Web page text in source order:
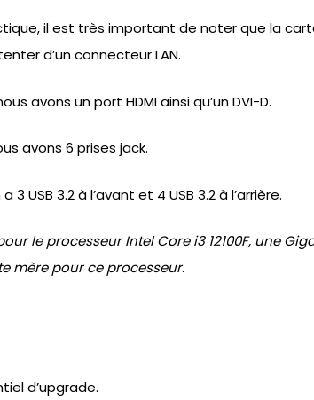
il est très important de noter que la
d’un connecteur LAN.
avons un port HDMI ainsi qu’un DVI-D.
avons 6 prises jack.
3 USB 3.2 à l’avant et 4 USB 3.2 à l’arrière.
le processeur Intel Core i3 12100F, une
mère pour ce processeur.
d’upgrade.